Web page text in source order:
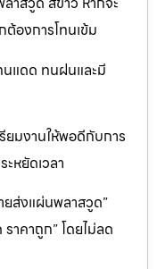
องการโทนเข้ม
นแดด ทนฝนและมี
ยมงานให้พอดีกับการ
หยัดเวลา
ยส่งแผ่นพลาสวูด”
ราคาถูก” โดยไม่ลด